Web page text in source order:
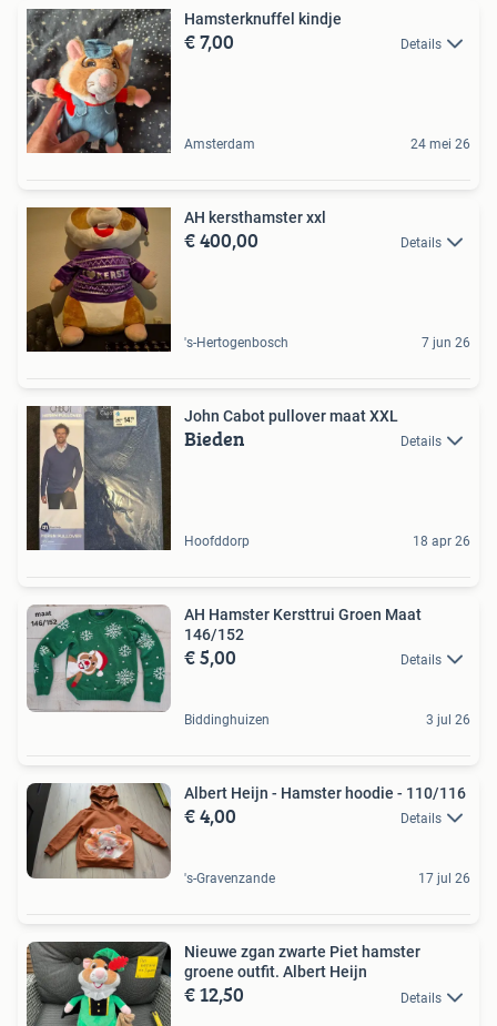
Hamsterknuffel kindje
€ 7,00 Details
Amsterdam 24 mei 26
AH kersthamster xxl
€ 400,00 Details
's-Hertogenbosch 7 jun 26
John Cabot pullover maat XXL
Bieden Details
Hoofddorp 18 apr 26
AH Hamster Kersttrui Groen Maat
146/152
€ 5,00 Details
Biddinghuizen 3 jul 26
Albert Heijn - Hamster hoodie - 110/116
€ 4,00 Details
's-Gravenzande 17 jul 26
Nieuwe zgan zwarte Piet hamster
groene outfit. Albert Heijn
€ 12,50 Details